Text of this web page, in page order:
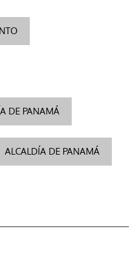
DE PANAMÁ
ALCALDÍA DE PANAMÁ